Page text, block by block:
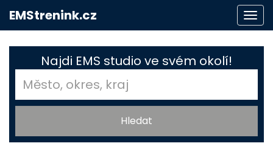
EMStrenink.cz
Najdi EMS studio ve svém okolí!